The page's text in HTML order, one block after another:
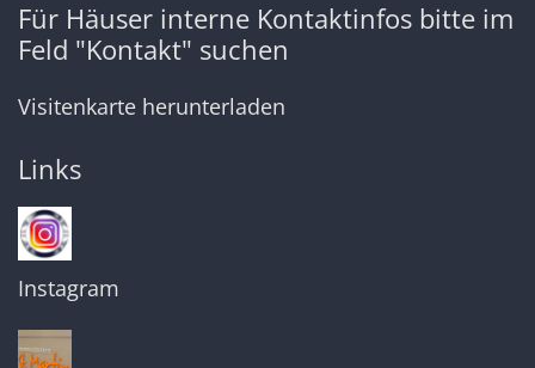
Für Häuser interne Kontaktinfos bitte im
Feld "Kontakt" suchen
Visitenkarte herunterladen
Links
Instagram